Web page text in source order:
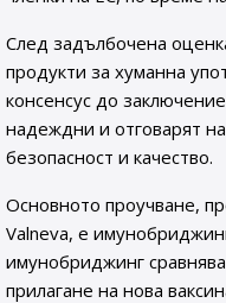
След задълбочена
продукти за хуманна
консенсус до
надеждни и отговарят
безопасност и качество.
Основното проучване,
Valneva, е
имунобриджинг
прилагане на нова